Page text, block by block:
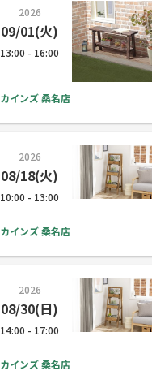
2026
09/01(火)
13:00 - 16:00
カインズ 桑名店
2026
08/18(火)
10:00 - 13:00
カインズ 桑名店
2026
08/30(日)
14:00 - 17:00
カインズ 桑名店